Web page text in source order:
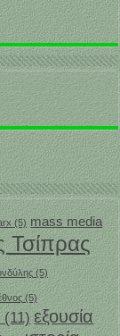
(5) mass media
Τσίπρας
(5)
(5)
(11) εξουσία